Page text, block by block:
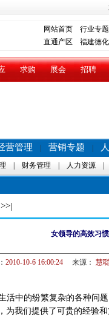
网站首页
行业专题
直通产区 福建德化
求购 展会 招聘
营管理 营销专题
财务管理 人力资源
>>|
女领导的高效习惯
2010-10-6 16:00:24来源： 慧
中的纷繁复杂的各种问题
为我们提供了可贵的经验